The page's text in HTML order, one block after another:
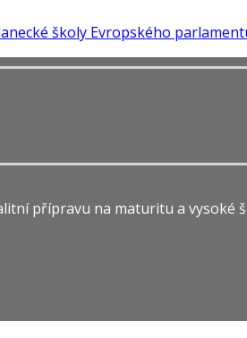
školy Evropského
přípravu na maturitu a vysoké